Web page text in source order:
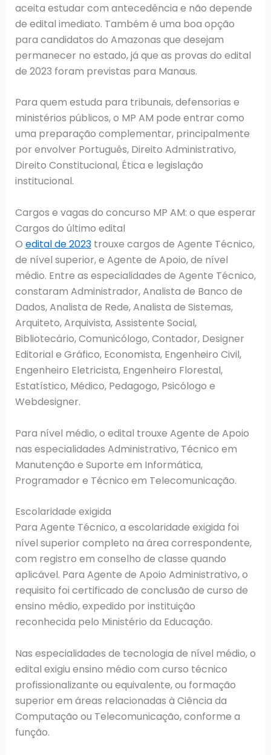
aceita estudar com antecedência e não depende
de edital imediato. Também é uma boa opção
para candidatos do Amazonas que desejam
permanecer no estado, já que as provas do edital
de 2023 foram previstas para Manaus.
Para quem estuda para tribunais, defensorias e
ministérios públicos, o MP AM pode entrar como
uma preparação complementar, principalmente
por envolver Português, Direito Administrativo,
Direito Constitucional, Ética e legislação
institucional.
Cargos e vagas do concurso MP AM: o que esperar
Cargos do último edital
O edital de 2023trouxe cargos de Agente Técnico,
de nível superior, e Agente de Apoio, de nível
médio. Entre as especialidades de Agente Técnico,
constaram Administrador, Analista de Banco de
Dados, Analista de Rede, Analista de Sistemas,
Arquiteto, Arquivista, Assistente Social,
Bibliotecário, Comunicólogo, Contador, Designer
Editorial e Gráfico, Economista, Engenheiro Civil,
Engenheiro Eletricista, Engenheiro Florestal,
Estatístico, Médico, Pedagogo, Psicólogo e
Webdesigner.
Para nível médio, o edital trouxe Agente de Apoio
nas especialidades Administrativo, Técnico em
Manutenção e Suporte em Informática,
Programador e Técnico em Telecomunicação.
Escolaridade exigida
Para Agente Técnico, a escolaridade exigida foi
nível superior completo na área correspondente,
com registro em conselho de classe quando
aplicável. Para Agente de Apoio Administrativo, o
requisito foi certificado de conclusão de curso de
ensino médio, expedido por instituição
reconhecida pelo Ministério da Educação.
Nas especialidades de tecnologia de nível médio, o
edital exigiu ensino médio com curso técnico
profissionalizante ou equivalente, ou formação
superior em áreas relacionadas à Ciência da
Computação ou Telecomunicação, conforme a
função.